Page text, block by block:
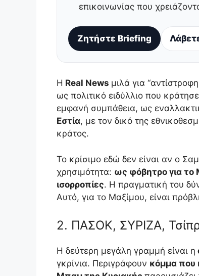
επικοινωνίας που
Ζητήστε Briefing
Η Real News μιλά για
ως πολιτικό ειδύλλιο που
εμφανή συμπάθεια, ως
Εστία, με τον δικό της
κράτος.
Το κρίσιμο εδώ δεν είναι αν ο
χρησιμότητα: ως φόβητρο για το
ισορροπίες. Η πραγματική του
Αυτό, για το Μαξίμου, είναι
2. ΠΑΣΟΚ, ΣΥΡΙΖΑ,
Η δεύτερη μεγάλη γραμμή είναι η
γκρίνια. Περιγράφουν κόμμα που